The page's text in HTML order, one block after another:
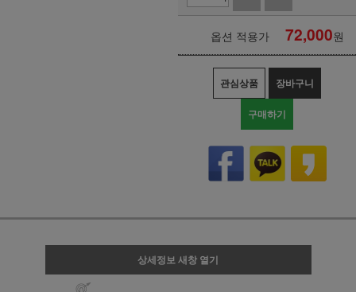
옵션 적용가 72,000원
관심상품 장바구니
구매하기
상세정보 새창 열기